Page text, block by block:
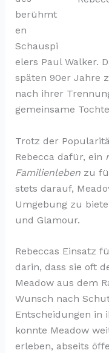
berühmt
en
Schauspi
elers Paul Walker.
späten 90er Jahre
nach ihrer
gemeinsame
Trotz der
Rebecca dafür, ein
Familienlebenzu
stets darauf,
Umgebung zu
und Glamour.
Rebeccas Einsatz
darin, dass sie oft
Meadow aus dem
Wunsch nach
Entscheidungen in
konnte Meadow
erleben, abseits